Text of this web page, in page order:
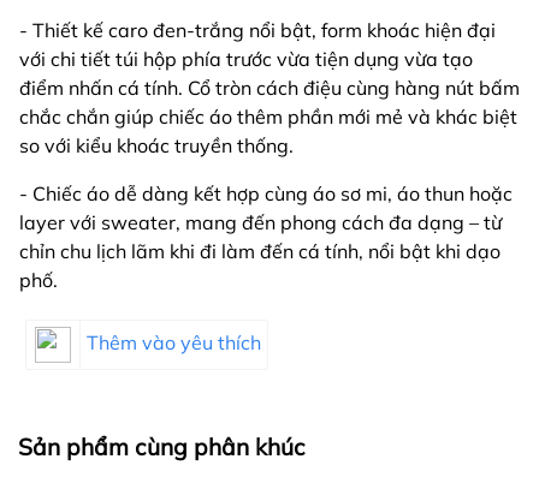
- Thiết kế caro đen-trắng nổi bật, form khoác hiện đại
với chi tiết túi hộp phía trước vừa tiện dụng vừa tạo
điểm nhấn cá tính. Cổ tròn cách điệu cùng hàng nút bấm
chắc chắn giúp chiếc áo thêm phần mới mẻ và khác biệt
so với kiểu khoác truyền thống.
- Chiếc áo dễ dàng kết hợp cùng áo sơ mi, áo thun hoặc
layer với sweater, mang đến phong cách đa dạng – từ
chỉn chu lịch lãm khi đi làm đến cá tính, nổi bật khi dạo
phố.
Thêm vào yêu thích
Sản phẩm cùng phân khúc